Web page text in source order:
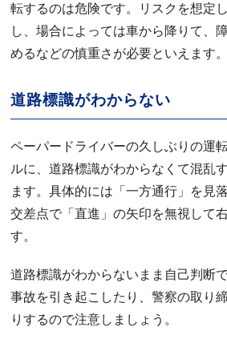
転するのは危険です。リスクを想定
し、場合によっては車から降りて、
めるなどの慎重さが必要といえます。
道路標識がわからない
ペーパードライバーの久しぶりの運
ルに、道路標識がわからなくて混乱
ます。具体的には「一方通行」を見
交差点で「直進」の矢印を無視して
す。
道路標識がわからないまま自己判断
事故を引き起こしたり、警察の取り
りするので注意しましょう。